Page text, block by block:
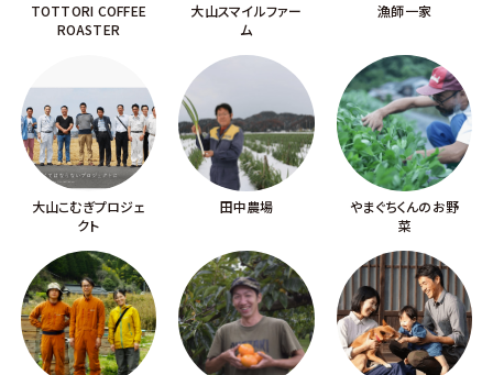
TOTTORI COFFEE
ROASTER
大山スマイルファー
ム
漁師一家
大山こむぎプロジェ
クト
田中農場
やまぐちくんのお野
菜